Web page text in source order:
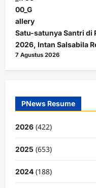
Satu-satunya Santri di
2026, Intan Salsabila
7 Agustus 2026
PNews Resume
2026 (422)
2025 (653)
2024 (188)